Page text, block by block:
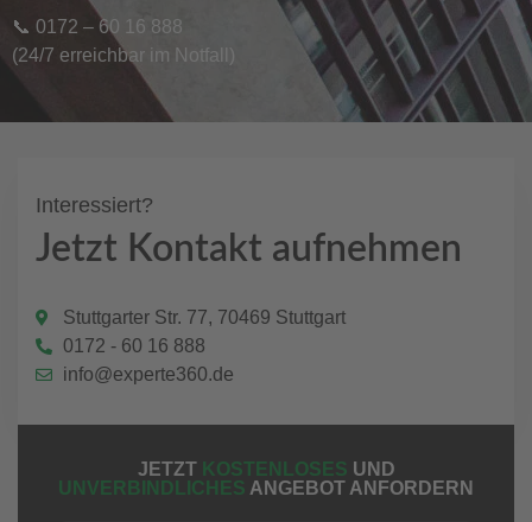
📞 0172 – 60 16 888
(24/7 erreichbar im Notfall)
Interessiert?
Jetzt Kontakt aufnehmen
Stuttgarter Str. 77, 70469 Stuttgart
0172 - 60 16 888
info@experte360.de
JETZT KOSTENLOSES UND
UNVERBINDLICHES ANGEBOT ANFORDERN